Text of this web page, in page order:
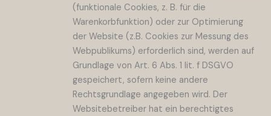
(funktionale Cookies, z. B. für die
Warenkorbfunktion) oder zur Optimierung
der Website (z.B. Cookies zur Messung des
Webpublikums) erforderlich sind, werden auf
Grundlage von Art. 6 Abs. 1 lit. f DSGVO
gespeichert, sofern keine andere
Rechtsgrundlage angegeben wird. Der
Websitebetreiber hat ein berechtigtes